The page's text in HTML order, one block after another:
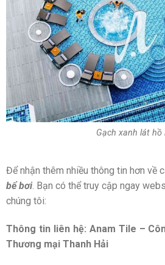
Gạch xanh lát hồ
Để nhận thêm nhiều thông tin hơn về
bể bơi . Bạn có thể truy cập ngay
chúng tôi:
Thông tin liên hệ: Anam Tile –
Thương mại Thanh Hải